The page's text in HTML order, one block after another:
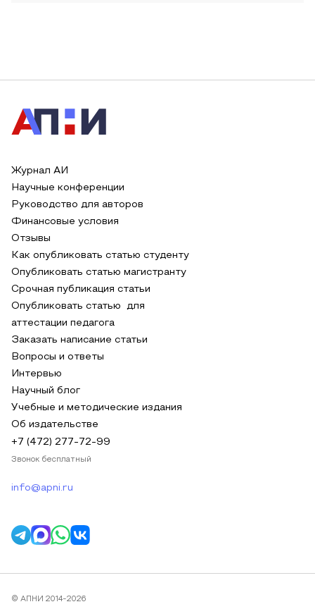
Журнал АИ
Научные конференции
Руководство для авторов
Финансовые условия
Отзывы
Как опубликовать статью студенту
Опубликовать статью магистранту
Срочная публикация статьи
Опубликовать статью для
аттестации педагога
Заказать написание статьи
Вопросы и ответы
Интервью
Научный блог
Учебные и методические издания
Об издательстве
+7 (472) 277-72-99
Звонок бесплатный
info@apni.ru
© АПНИ 2014-2026